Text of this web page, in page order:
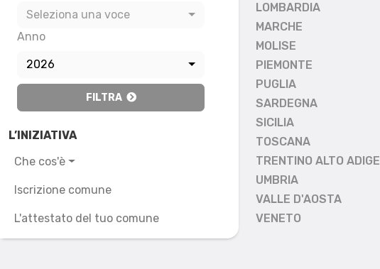
Seleziona una voce
Anno
2026
FILTRA
L’INIZIATIVA
Che cos'è
Iscrizione comune
L'attestato del tuo comune
LOMBARDIA
MARCHE
MOLISE
PIEMONTE
PUGLIA
SARDEGNA
SICILIA
TOSCANA
TRENTINO ALTO ADIGE
UMBRIA
VALLE D'AOSTA
VENETO